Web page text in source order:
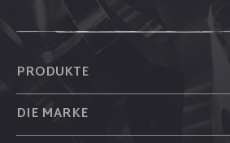
PRODUKTE
DIE MARKE